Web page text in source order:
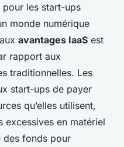
pour les start-ups
monde numérique
avantages IaaS est
rapport aux
traditionnelles. Les
start-ups de payer
qu’elles utilisent,
excessives en matériel
des fonds pour